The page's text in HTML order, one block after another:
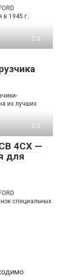
в 1945 г.
0
из лучших
0
4СХ —
для
специальных